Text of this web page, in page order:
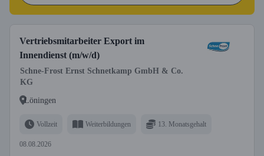
Vertriebsmitarbeiter Export im
Innendienst (m/w/d)
Schne-Frost Ernst Schnetkamp GmbH & Co.
KG
Löningen
Vollzeit Weiterbildungen 13. Monatsgehalt
08.08.2026